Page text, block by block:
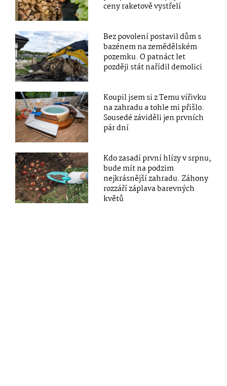
ceny raketově vystřelí
Bez povolení postavil dům s
bazénem na zemědělském
pozemku. O patnáct let
později stát nařídil demolici
Koupil jsem si z Temu vířivku
na zahradu a tohle mi přišlo.
Sousedé záviděli jen prvních
pár dní
Kdo zasadí první hlízy v srpnu,
bude mít na podzim
nejkrásnější zahradu. Záhony
rozzáří záplava barevných
květů